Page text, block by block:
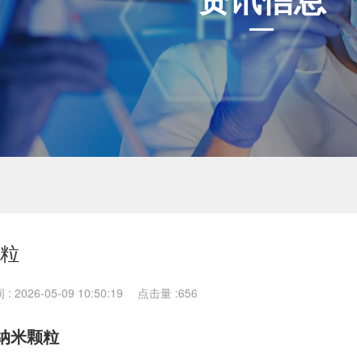
发光材料
功能性化学
分析化学
其他产品
MOF材料定制
小分子定制
多肽定制
其他材料定制
: 2026-05-09 10:50:19 点击量 :656
米颗粒